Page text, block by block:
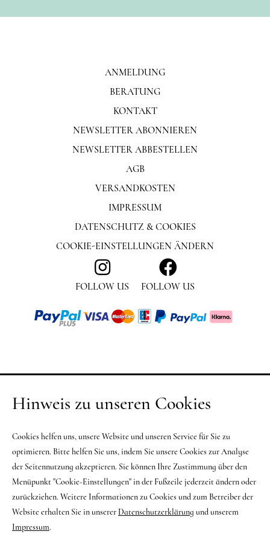
ANMELDUNG
BERATUNG
KONTAKT
NEWSLETTER ABONNIEREN
NEWSLETTER ABBESTELLEN
FOLLOW US FOLLOW US
AGB
VERSANDKOSTEN
IMPRESSUM
DATENSCHUTZ & COOKIES
COOKIE-EINSTELLUNGEN ÄNDERN
Hinweis zu unseren Cookies
Cookies helfen uns, unsere Website und unseren Service für Sie zu
optimieren. Bitte helfen Sie uns, indem Sie unsere Cookies zur Analyse
der Seitennutzung akzeptieren. Sie können Ihre Zustimmung über den
Menüpunkt "Cookie-Einstellungen" in der Fußzeile jederzeit ändern oder
zurückziehen. Weitere Informationen zu Cookies und zum Betreiber der
Website erhalten Sie in unsererDatenschutzerklärung und unserem
Impressum.